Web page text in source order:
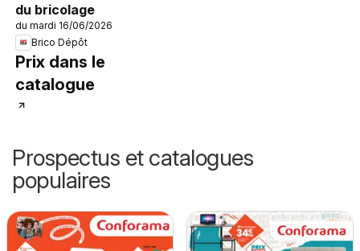
du bricolage
du mardi 16/06/2026
Brico Dépôt
Prix dans le
catalogue
Prospectus et catalogues
populaires